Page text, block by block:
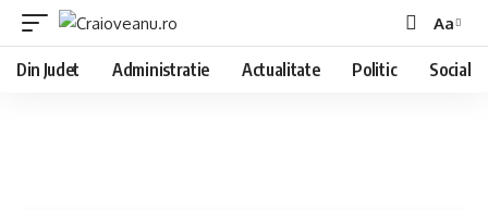
Aa
Din Judet Administratie Actualitate Politic Social